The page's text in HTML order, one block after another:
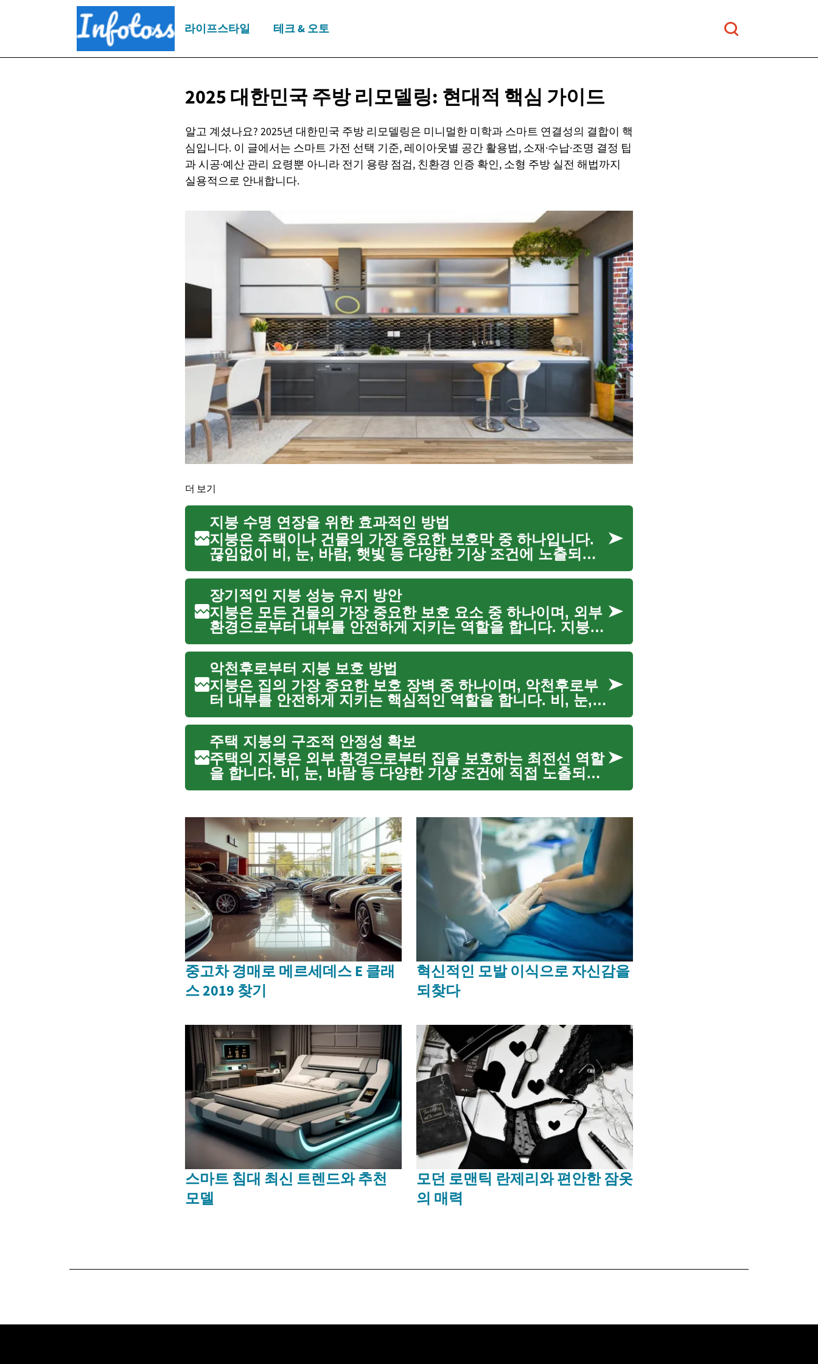
라이프스타일 테크 & 오토
2025 대한민국 주방 리모델링: 현대적 핵심 가이드
알고 계셨나요? 2025년 대한민국 주방 리모델링은 미니멀한 미학과 스마트 연결성의 결합이 핵
심입니다. 이 글에서는 스마트 가전 선택 기준, 레이아웃별 공간 활용법, 소재·수납·조명 결정 팁
과 시공·예산 관리 요령뿐 아니라 전기 용량 점검, 친환경 인증 확인, 소형 주방 실전 해법까지
실용적으로 안내합니다.
더 보기
지붕 수명 연장을 위한 효과적인 방법
지붕은 주택이나 건물의 가장 중요한 보호막 중 하나입니다.
끊임없이 비, 눈, 바람, 햇빛 등 다양한 기상 조건에 노출되기
때문에 시간이 지남에 따라 손상되기 쉽습니다. 지붕의 수명을
효과적으로 연장하고 건물의...
장기적인 지붕 성능 유지 방안
지붕은 모든 건물의 가장 중요한 보호 요소 중 하나이며, 외부
환경으로부터 내부를 안전하게 지키는 역할을 합니다. 지붕의
수명과 효율성은 적절한 유지보수와 특히 방수 처리에 달려 있
습니다. 효과적인 지붕 방수는...
악천후로부터 지붕 보호 방법
지붕은 집의 가장 중요한 보호 장벽 중 하나이며, 악천후로부
터 내부를 안전하게 지키는 핵심적인 역할을 합니다. 비, 눈,
강풍, 그리고 자외선은 시간이 지남에 따라 지붕에 심각한 손
상을 줄 수 있으며, 이는 누...
주택 지붕의 구조적 안정성 확보
주택의 지붕은 외부 환경으로부터 집을 보호하는 최전선 역할
을 합니다. 비, 눈, 바람 등 다양한 기상 조건에 직접 노출되는
지붕은 시간이 지남에 따라 손상될 수 있으며, 이는 곧 주택의
중고차 경매로 메르세데스 E 클래
스 2019 찾기
혁신적인 모발 이식으로 자신감을
되찾다
스마트 침대 최신 트렌드와 추천
모델
모던 로맨틱 란제리와 편안한 잠옷
의 매력